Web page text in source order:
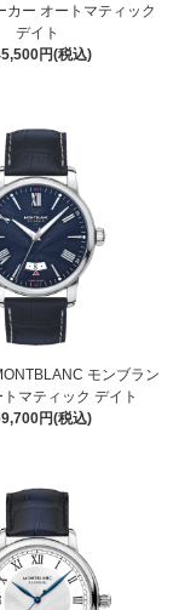
カー オートマティック
デイト
円(税込)
モンブラン
マティック デイト
円(税込)